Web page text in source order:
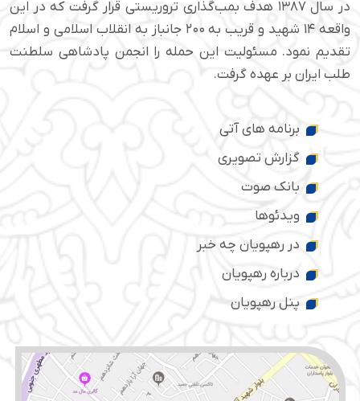
در سال ۱۳۸۷ هدف بمب‌گذاری تروریستی قرار گرفت که در این
واقعه ۱۴ شهید و قریب به ۲۰۰ جانباز به انقلاب اسلامی و اسلام
تقدیم نمود. مسئولیت این حمله را انجمن پادشاهی سلطنت
طلب ایران بر عهده گرفت.
برنامه های آتی
گزارش تصویری
بانک صوت
ویدئوها
در رهپویان چه خبر
درباره رهپویان
پنل رهپویان